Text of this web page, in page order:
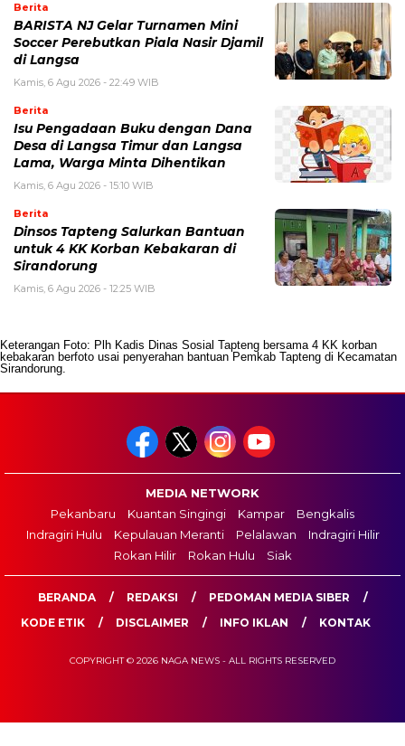
Berita
BARISTA NJ Gelar Turnamen Mini
Soccer Perebutkan Piala Nasir Djamil
di Langsa
Kamis, 6 Agu 2026 - 22:49 WIB
Berita
Isu Pengadaan Buku dengan Dana
Desa di Langsa Timur dan Langsa
Lama, Warga Minta Dihentikan
Kamis, 6 Agu 2026 - 15:10 WIB
Berita
Dinsos Tapteng Salurkan Bantuan
untuk 4 KK Korban Kebakaran di
Sirandorung
Kamis, 6 Agu 2026 - 12:25 WIB
Keterangan Foto: Plh Kadis Dinas Sosial Tapteng bersama 4 KK korban
kebakaran berfoto usai penyerahan bantuan Pemkab Tapteng di Kecamatan
Sirandorung.
MEDIA NETWORK
Pekanbaru
Kuantan Singingi Kampar
Bengkalis
Indragiri Hulu
Kepulauan Meranti Pelalawan
Indragiri Hilir
Rokan Hilir
Rokan Hulu Siak
BERANDA REDAKSI
PEDOMAN MEDIA SIBER
KODE ETIK
DISCLAIMER INFO IKLAN KONTAK
COPYRIGHT © 2026 NAGA NEWS - ALL RIGHTS RESERVED